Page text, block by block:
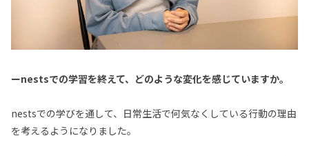
ーnestsでの学習を終えて、どのような変化を感じていますか。
nestsでの学びを通して、日常生活で何気なくしている行動の理由
を考えるようになりました。